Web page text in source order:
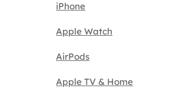
iPhone
Apple Watch
AirPods
Apple TV & Home